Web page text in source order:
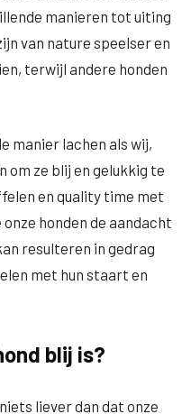
manieren tot uiting
van nature speelser en
terwijl andere honden
manier lachen als wij,
om ze blij en gelukkig te
en quality time met
honden de aandacht
resulteren in gedrag
met hun staart en
blij is?
liever dan dat onze